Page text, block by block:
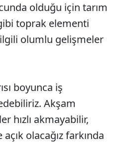
olduğu için tarım
toprak elementi
olumlu gelişmeler
boyunca iş
Akşam
hızlı akmayabilir,
olacağız farkında